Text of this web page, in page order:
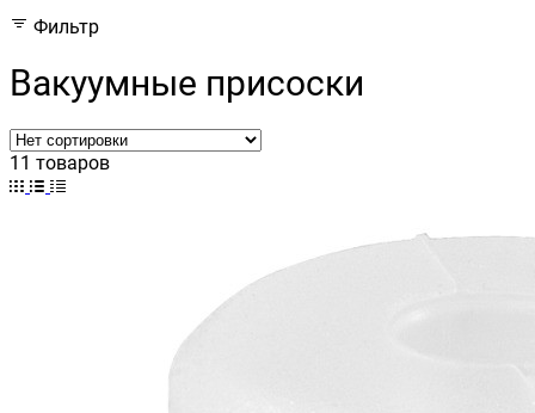
Фильтр
Вакуумные присоски
11 товаров